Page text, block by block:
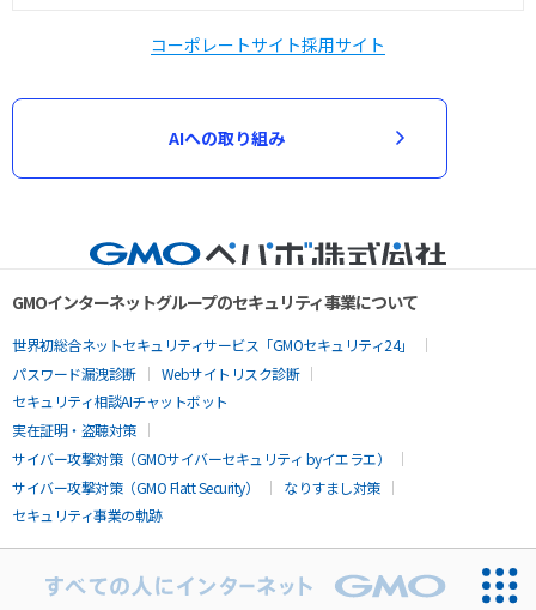
コーポレートサイト採用サイト
AIへの取り組み
GMOインターネットグループのセキュリティ事業について
世界初総合ネットセキュリティサービス「GMOセキュリティ24」
パスワード漏洩診断
Webサイトリスク診断
セキュリティ相談AIチャットボット
実在証明・盗聴対策
サイバー攻撃対策（GMOサイバーセキュリティ byイエラエ）
サイバー攻撃対策（GMO Flatt Security）
なりすまし対策
セキュリティ事業の軌跡